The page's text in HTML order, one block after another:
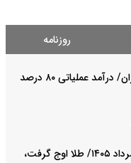
روزنامه
تغییر مثبت در عملکرد مالی بانک صادرات ایران/ درآمد عملیاتی ۸۰ درصد
آخرین قیمت طلا و سکه امروز پنجشنبه ۱۵ مرداد ۱۴۰۵/ طلا اوج گرفت،